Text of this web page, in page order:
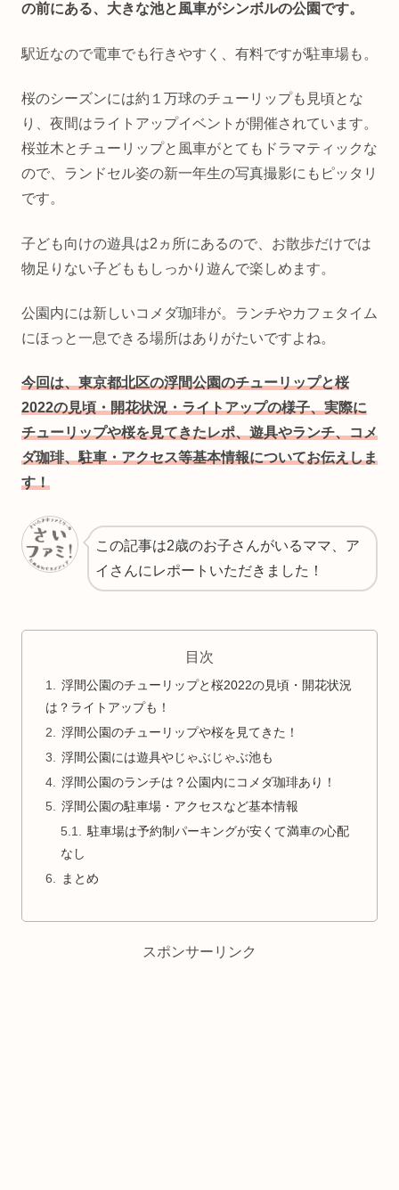
の前にある、大きな池と風車がシンボルの公園です。
駅近なので電車でも行きやすく、有料ですが駐車場も。
桜のシーズンには約１万球のチューリップも見頃とな
り、夜間はライトアップイベントが開催されています。
桜並木とチューリップと風車がとてもドラマティックな
ので、ランドセル姿の新一年生の写真撮影にもピッタリ
です。
子ども向けの遊具は2ヵ所にあるので、お散歩だけでは
物足りない子どももしっかり遊んで楽しめます。
公園内には新しいコメダ珈琲が。ランチやカフェタイム
にほっと一息できる場所はありがたいですよね。
今回は、東京都北区の浮間公園のチューリップと桜
2022の見頃・開花状況・ライトアップの様子、実際に
チューリップや桜を見てきたレポ、遊具やランチ、コメ
ダ珈琲、駐車・アクセス等基本情報についてお伝えしま
す！
この記事は2歳のお子さんがいるママ、ア
イさんにレポートいただきました！
目次
浮間公園のチューリップと桜2022の見頃・開花状況
は？ライトアップも！
浮間公園のチューリップや桜を見てきた！
浮間公園には遊具やじゃぶじゃぶ池も
浮間公園のランチは？公園内にコメダ珈琲あり！
浮間公園の駐車場・アクセスなど基本情報
駐車場は予約制パーキングが安くて満車の心配
なし
まとめ
スポンサーリンク